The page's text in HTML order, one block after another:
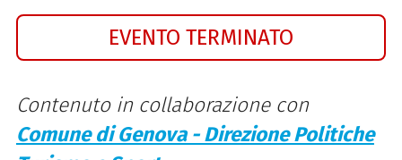
EVENTO TERMINATO
Contenuto in collaborazione con
Comune di Genova - Direzione Politiche